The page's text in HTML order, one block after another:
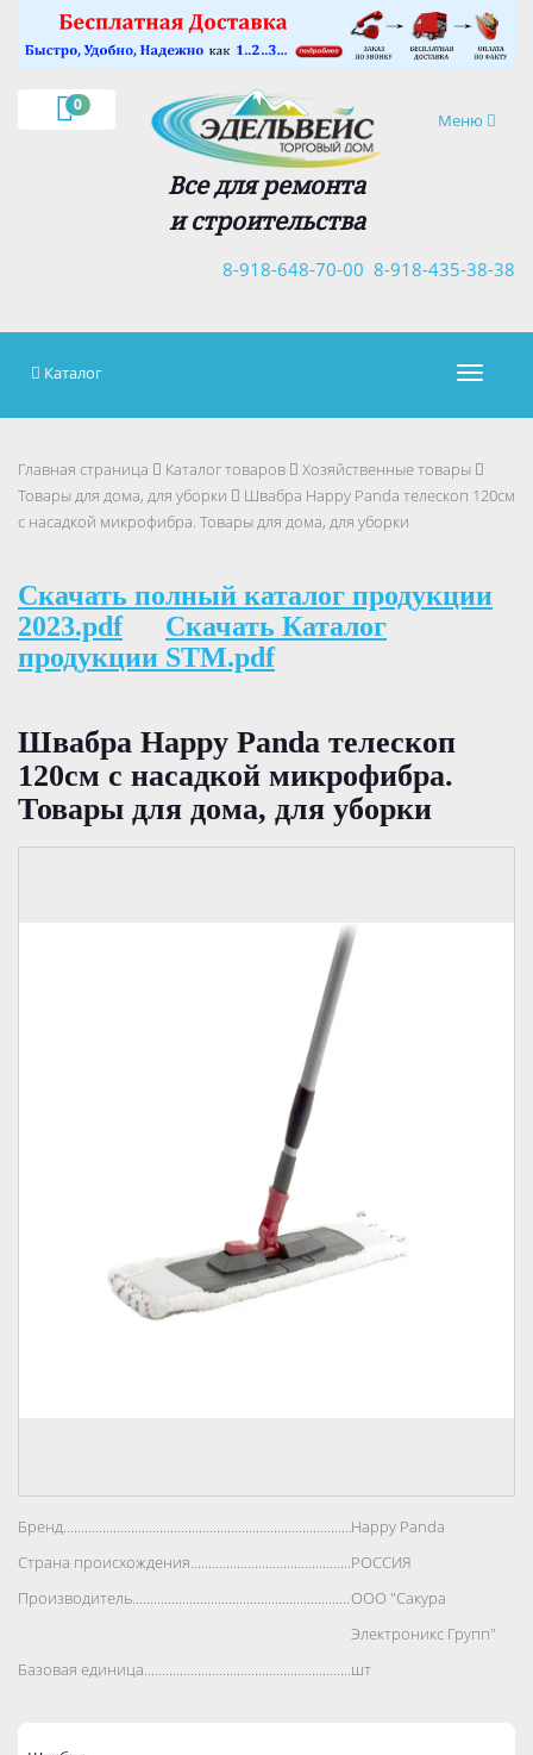
0
Навигация
Меню
Все для ремонта
и строительства
8-918-435-38-38
8-918-648-70-00
×
Каталог
Главная страница Каталог товаров
Хозяйственные товары
Товары для дома, для уборки
Швабра Happy Panda телескоп 120см
с насадкой микрофибра. Товары для дома, для уборки
Скачать полный каталог продукции
2023.pdf
Скачать Каталог
продукции STM.pdf
Швабра Happy Panda телескоп
120см с насадкой микрофибра.
Товары для дома, для уборки
Бренд..................................................................................Happy Panda
Страна происхождения..................................................................................
РОССИЯ
Производитель..................................................................................
ООО "Сакура
Электроникс Групп"
Базовая единица..................................................................................
шт